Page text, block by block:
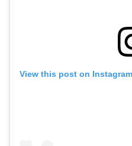
View this post on Instagram